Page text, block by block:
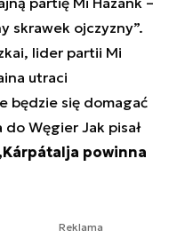
skrawek ojczyzny”.
lider partii Mi
utraci
będzie się domagać
Węgier Jak pisał
powinna
Reklama